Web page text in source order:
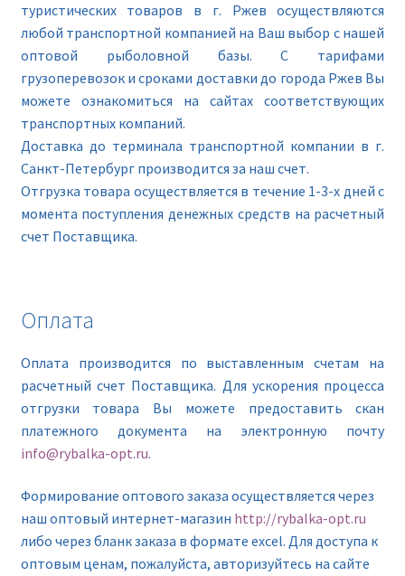
туристических товаров в г. Ржев осуществляются
любой транспортной компанией на Ваш выбор с нашей
оптовой рыболовной базы. С тарифами
грузоперевозок и сроками доставки до города Ржев Вы
можете ознакомиться на сайтах соответствующих
транспортных компаний.
Доставка до терминала транспортной компании в г.
Санкт-Петербург производится за наш счет.
Отгрузка товара осуществляется в течение 1-3-х дней с
момента поступления денежных средств на расчетный
счет Поставщика.
Оплата
Оплата производится по выставленным счетам на
расчетный счет Поставщика. Для ускорения процесса
отгрузки товара Вы можете предоставить скан
платежного документа на электронную почту
info@rybalka-opt.ru.
Формирование оптового заказа осуществляется через
наш оптовый интернет-магазин http://rybalka-opt.ru
либо через бланк заказа в формате excel. Для доступа к
оптовым ценам, пожалуйста, авторизуйтесь на сайте